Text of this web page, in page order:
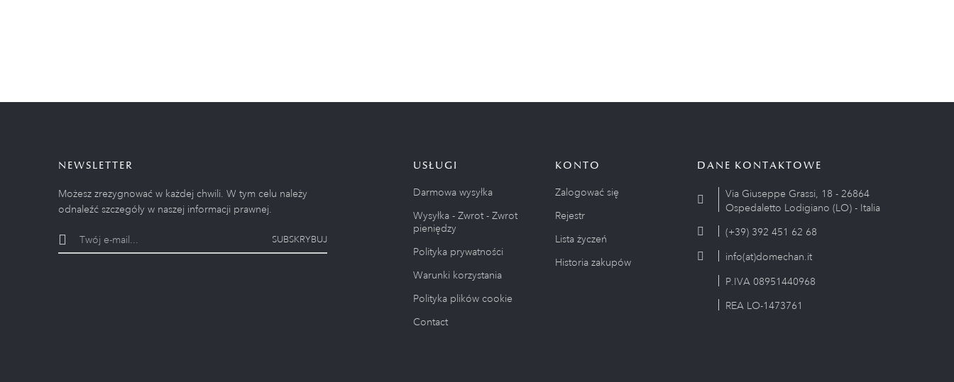
NEWSLETTER
Możesz zrezygnować w każdej chwili. W tym celu należy
odnaleźć szczegóły w naszej informacji prawnej.
SUBSKRYBUJ
USŁUGI
Darmowa wysyłka
Wysyłka - Zwrot - Zwrot
pieniędzy
Polityka prywatności
Warunki korzystania
Polityka plików cookie
Contact
KONTO
Zalogować się
Rejestr
Lista życzeń
Historia zakupów
DANE KONTAKTOWE
Via Giuseppe Grassi, 18 - 26864
Ospedaletto Lodigiano (LO) - Italia
(+39) 392 451 62 68
info(at)domechan.it
P.IVA 08951440968
REA LO-1473761